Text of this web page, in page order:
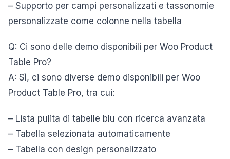
– Supporto per campi personalizzati e tassonomie
personalizzate come colonne nella tabella
Q: Ci sono delle demo disponibili per Woo Product
Table Pro?
A: Sì, ci sono diverse demo disponibili per Woo
Product Table Pro, tra cui:
– Lista pulita di tabelle blu con ricerca avanzata
– Tabella selezionata automaticamente
– Tabella con design personalizzato